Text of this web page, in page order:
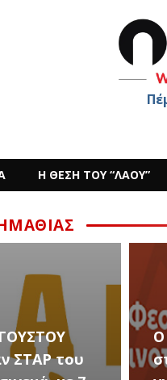
Η ΘΕΣΗ ΤΟΥ “ΛΑΟΥ”